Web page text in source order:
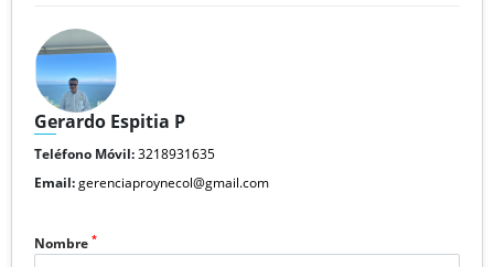
Gerardo Espitia P
Teléfono Móvil:3218931635
Email:gerenciaproynecol@gmail.com
Nombre *